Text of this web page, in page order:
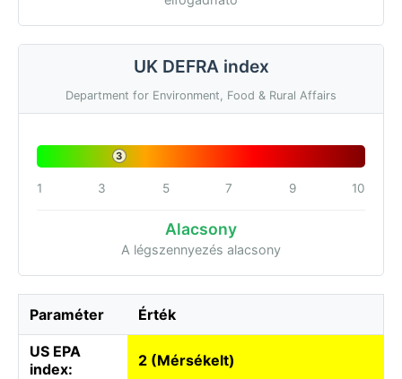
UK DEFRA index
Department for Environment, Food & Rural Affairs
3
1 3 5 7 9 10
Alacsony
A légszennyezés alacsony
Paraméter Érték
US EPA
index:
2 (Mérsékelt)